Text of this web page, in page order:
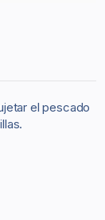
el pescado